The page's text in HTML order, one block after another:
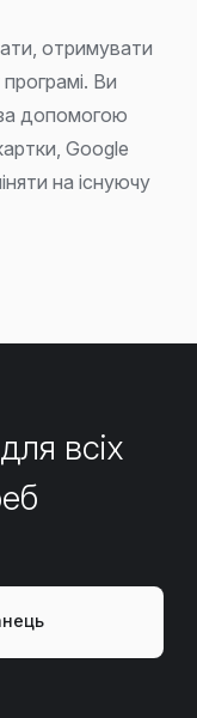
отримувати
Ви
допомогою
Google
на існуючу
всіх